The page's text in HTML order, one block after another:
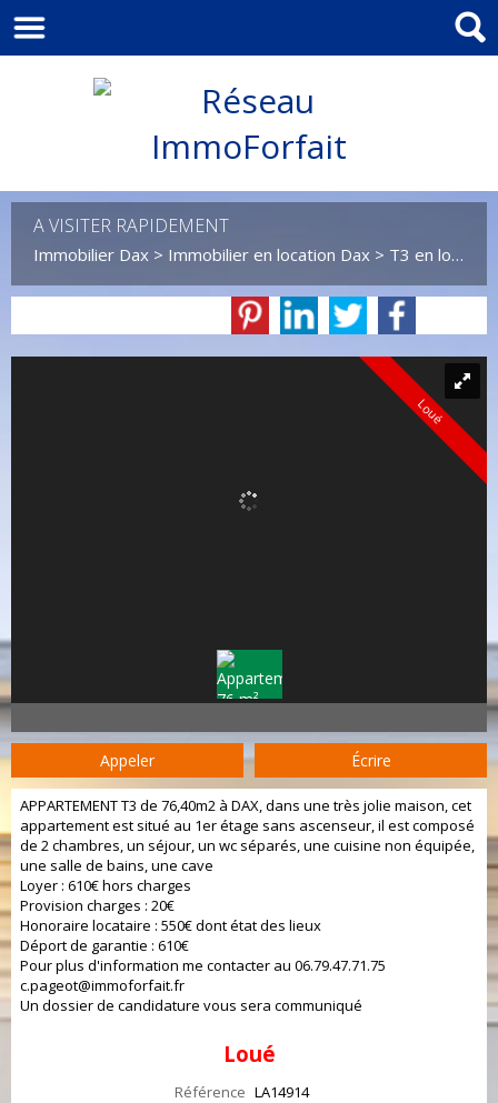
A VISITER RAPIDEMENT
Immobilier Dax > Immobilier en location Dax > T3 en location Dax
Loué
Appeler Écrire
APPARTEMENT T3 de 76,40m2 à DAX, dans une très jolie maison, cet
appartement est situé au 1er étage sans ascenseur, il est composé
de 2 chambres, un séjour, un wc séparés, une cuisine non équipée,
une salle de bains, une cave
Loyer : 610€ hors charges
Provision charges : 20€
Honoraire locataire : 550€ dont état des lieux
Déport de garantie : 610€
Pour plus d'information me contacter au 06.79.47.71.75
c.pageot@immoforfait.fr
Un dossier de candidature vous sera communiqué
Loué
Référence LA14914